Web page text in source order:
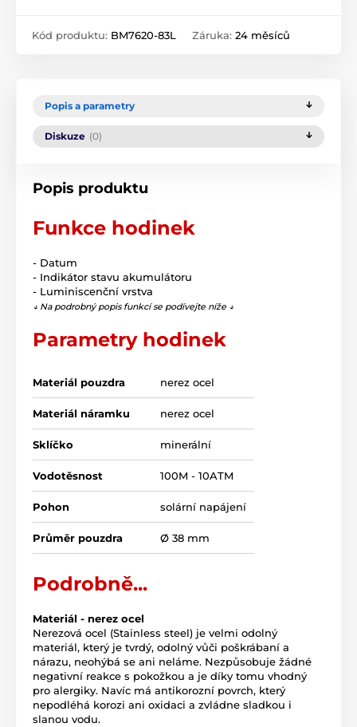
Kód produktu: BM7620-83L Záruka: 24 měsíců
Popis a parametry
Diskuze (0)
Popis produktu
Funkce hodinek
- Datum
- Indikátor stavu akumulátoru
- Luminiscenční vrstva
↓ Na podrobný popis funkcí se podívejte níže ↓
Parametry hodinek
Materiál pouzdra nerez ocel
Materiál náramku nerez ocel
Sklíčko minerální
Vodotěsnost 100M - 10ATM
Pohon solární napájení
Průměr pouzdra Ø 38 mm
Podrobně...
Materiál - nerez ocel
Nerezová ocel (Stainless steel) je velmi odolný
materiál, který je tvrdý, odolný vůči poškrábaní a
nárazu, neohýbá se ani neláme. Nezpůsobuje žádné
negativní reakce s pokožkou a je díky tomu vhodný
pro alergiky. Navíc má antikorozní povrch, který
nepodléhá korozi ani oxidaci a zvládne sladkou i
slanou vodu.